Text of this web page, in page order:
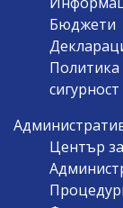
Бюджети
сигурност
Център